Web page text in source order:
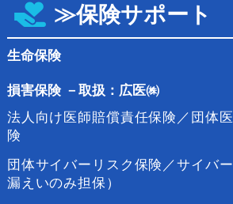
≫保険サポート
生命保険
損害保険－ 取扱：広医㈱
法人向け医師賠償責任保険／団体
険
団体サイバーリスク保険／サイバ
漏えいのみ担保）